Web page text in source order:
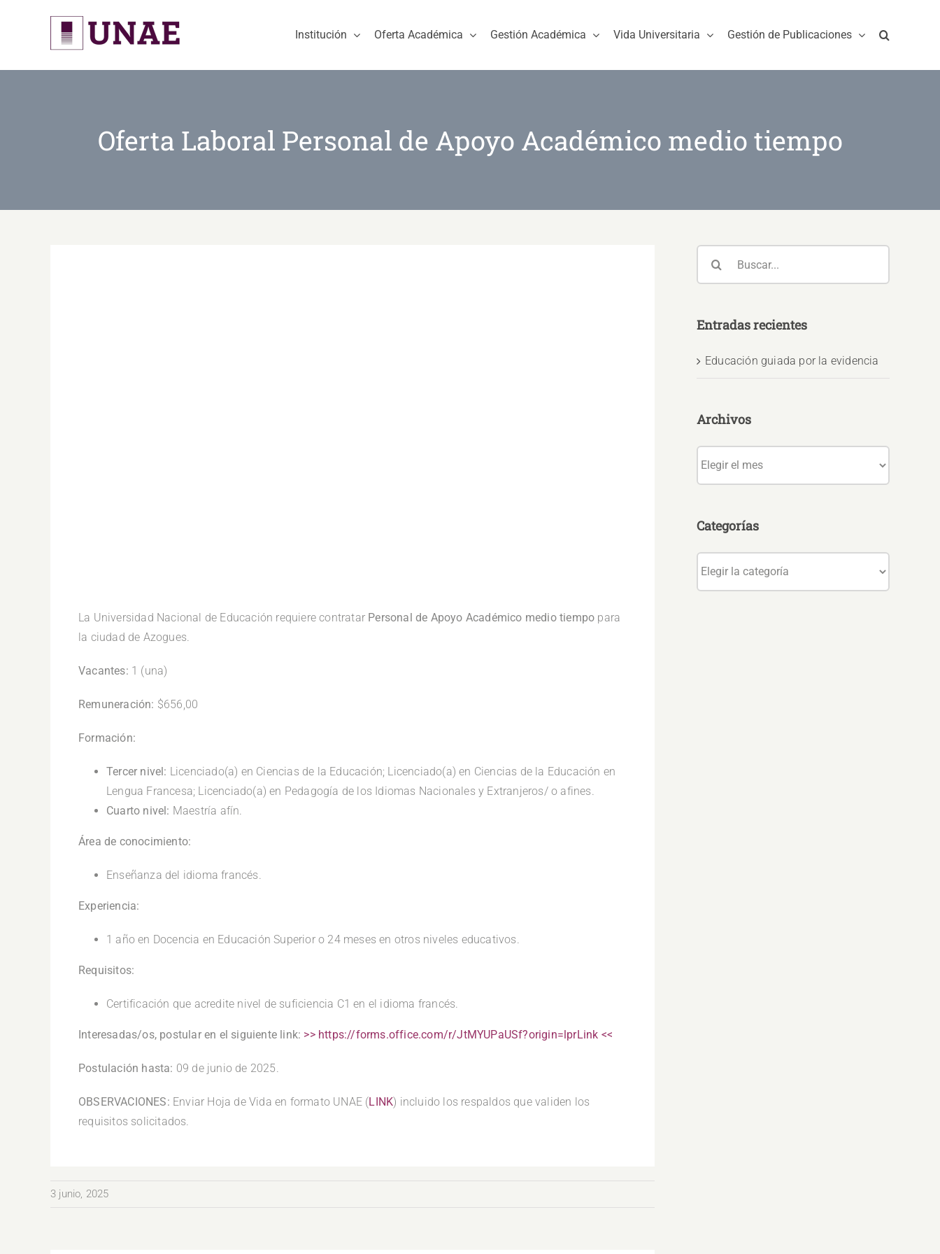
Institución Oferta Académica Gestión Académica Vida Universitaria Gestión de Publicaciones
Oferta Laboral Personal de Apoyo Académico medio tiempo
La Universidad Nacional de Educación requiere contratar Personal de Apoyo Académico medio tiempo para
la ciudad de Azogues.
Vacantes: 1 (una)
Remuneración: $656,00
Formación:
Tercer nivel: Licenciado(a) en Ciencias de la Educación; Licenciado(a) en Ciencias de la Educación en
Lengua Francesa; Licenciado(a) en Pedagogía de los Idiomas Nacionales y Extranjeros/ o afines.
Cuarto nivel: Maestría afín.
Área de conocimiento:
Enseñanza del idioma francés.
Experiencia:
1 año en Docencia en Educación Superior o 24 meses en otros niveles educativos.
Requisitos:
Certificación que acredite nivel de suficiencia C1 en el idioma francés.
Interesadas/os, postular en el siguiente link: >> https://forms.office.com/r/JtMYUPaUSf?origin=lprLink <<
Postulación hasta: 09 de junio de 2025.
OBSERVACIONES: Enviar Hoja de Vida en formato UNAE (LINK) incluido los respaldos que validen los
requisitos solicitados.
3 junio, 2025
Entradas recientes
Educación guiada por la evidencia
Archivos
Categorías